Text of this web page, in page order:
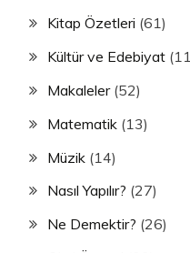
Kitap Özetleri (61)
Kültür ve Edebiyat
Makaleler(52)
Matematik (13)
Müzik (14)
Nasıl Yapılır? (27)
Ne Demektir? (26)